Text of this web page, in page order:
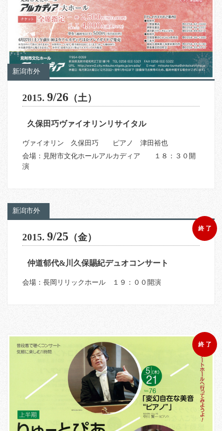
新潟市外
2015. 9/26 （土）
久保田巧ヴァイオリンリサイタル
ヴァイオリン 久保田巧 ピアノ 津田裕也
会場：見附市文化ホールアルカディア １８：３０開
演
新潟市外
終 了
2015. 9/25 （金）
仲道郁代&川久保賜紀デュオコンサート
会場：長岡リリックホール １９：００開演
終 了